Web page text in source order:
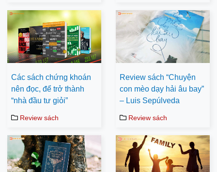
Các sách chứng khoán
nên đọc, để trở thành
“nhà đầu tư giỏi”
Review sách
Review sách “Chuyện
con mèo dạy hải âu bay”
– Luis Sepúlveda
Review sách